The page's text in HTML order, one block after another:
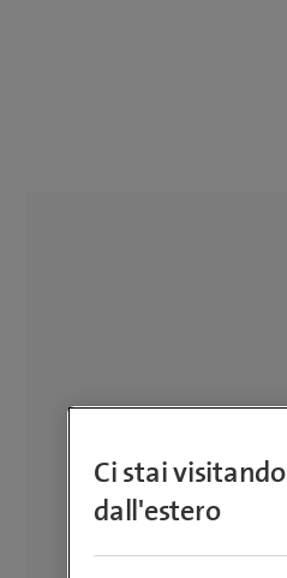
Ci stai visitando
dall'estero